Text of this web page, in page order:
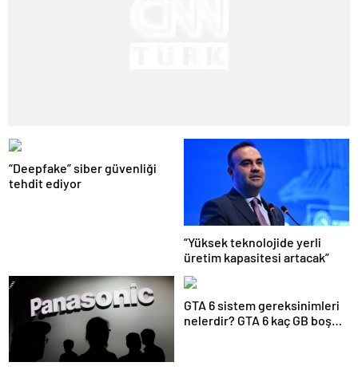
“Deepfake” siber güvenliği
tehdit ediyor
“Yüksek teknolojide yerli
üretim kapasitesi artacak”
GTA 6 sistem gereksinimleri
nelerdir? GTA 6 kaç GB boş